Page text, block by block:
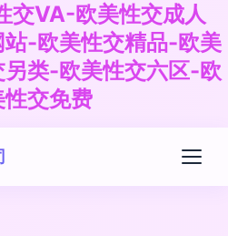
交VA-欧美性交成人
站-欧美性交精品-欧美
类-欧美性交六区-欧
交免费